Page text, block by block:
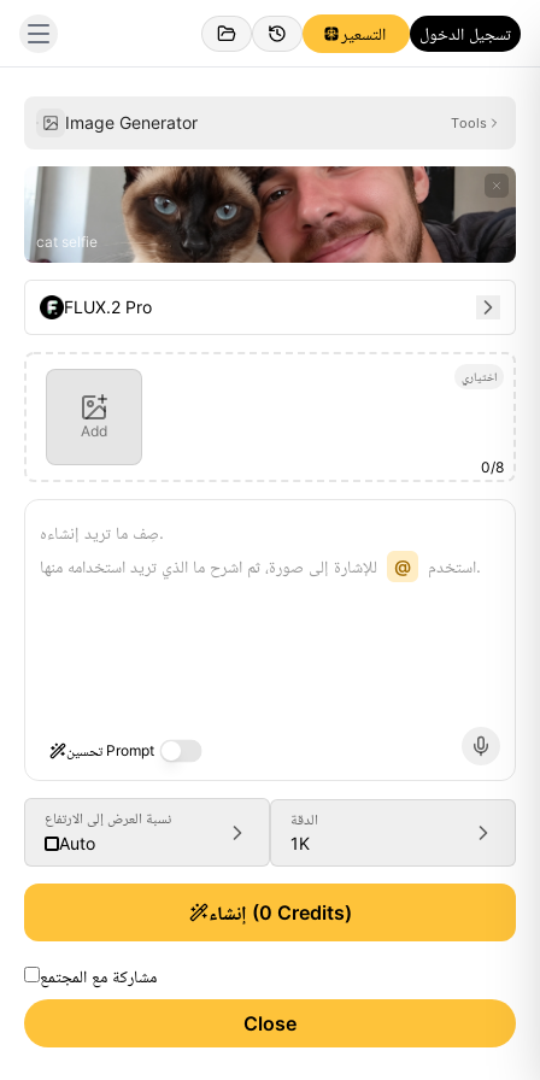
التسعير تسجيل الدخول
Image Generator Tools
cat selfie
FLUX.2 Pro
اختياري
Add
0/8
صِف ما تريد إنشاءه.
استخدم
@ للإشارة إلى صورة، ثم اشرح ما الذي تريد استخدامه منها.
تحسين Prompt
نسبة العرض إلى الارتفاع
Auto
الدقة
1K
إنشاء (0 Credits)
مشاركة مع المجتمع
Close
Generate